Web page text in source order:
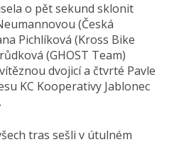
o pět sekund sklonit
(Česká
Pichlíková (Kross Bike
(GHOST Team)
dvojicí a čtvrté Pavle
KC Kooperativy Jablonec
tras sešli v útulném